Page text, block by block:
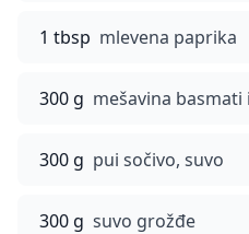
1 tbsp mlevena paprika
300 g mešavina
300 g pui sočivo, suvo
300 g suvo grožđe